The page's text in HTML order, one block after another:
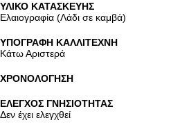
ΥΛΙΚΟ ΚΑΤΑΣΚΕΥΗΣ
Ελαιογραφία (Λάδι σε καμβά)
ΥΠΟΓΡΑΦΗ ΚΑΛΛΙΤΕΧΝΗ
Κάτω Αριστερά
ΧΡΟΝΟΛΟΓΗΣΗ
ΕΛΕΓΧΟΣ ΓΝΗΣΙΟΤΗΤΑΣ
Δεν έχει ελεγχθεί